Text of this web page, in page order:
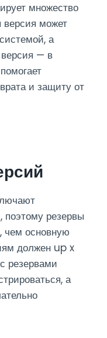
множество
версия может
а
— в
и защиту от
резервы
чем основную
должен up x
резервами
а